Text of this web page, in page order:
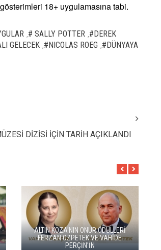
18+ uygulamasına tabi.
# SALLY POTTER #DEREK
GELECEK #NICOLAS ROEG #DÜNYAYA
DİZİSİ İÇİN TARİH AÇIKLANDI
GO TÜRKİYE MİNİ DİZİLERİNİN YENİ
ROTASI DOĞU KARADENİZ OLDU